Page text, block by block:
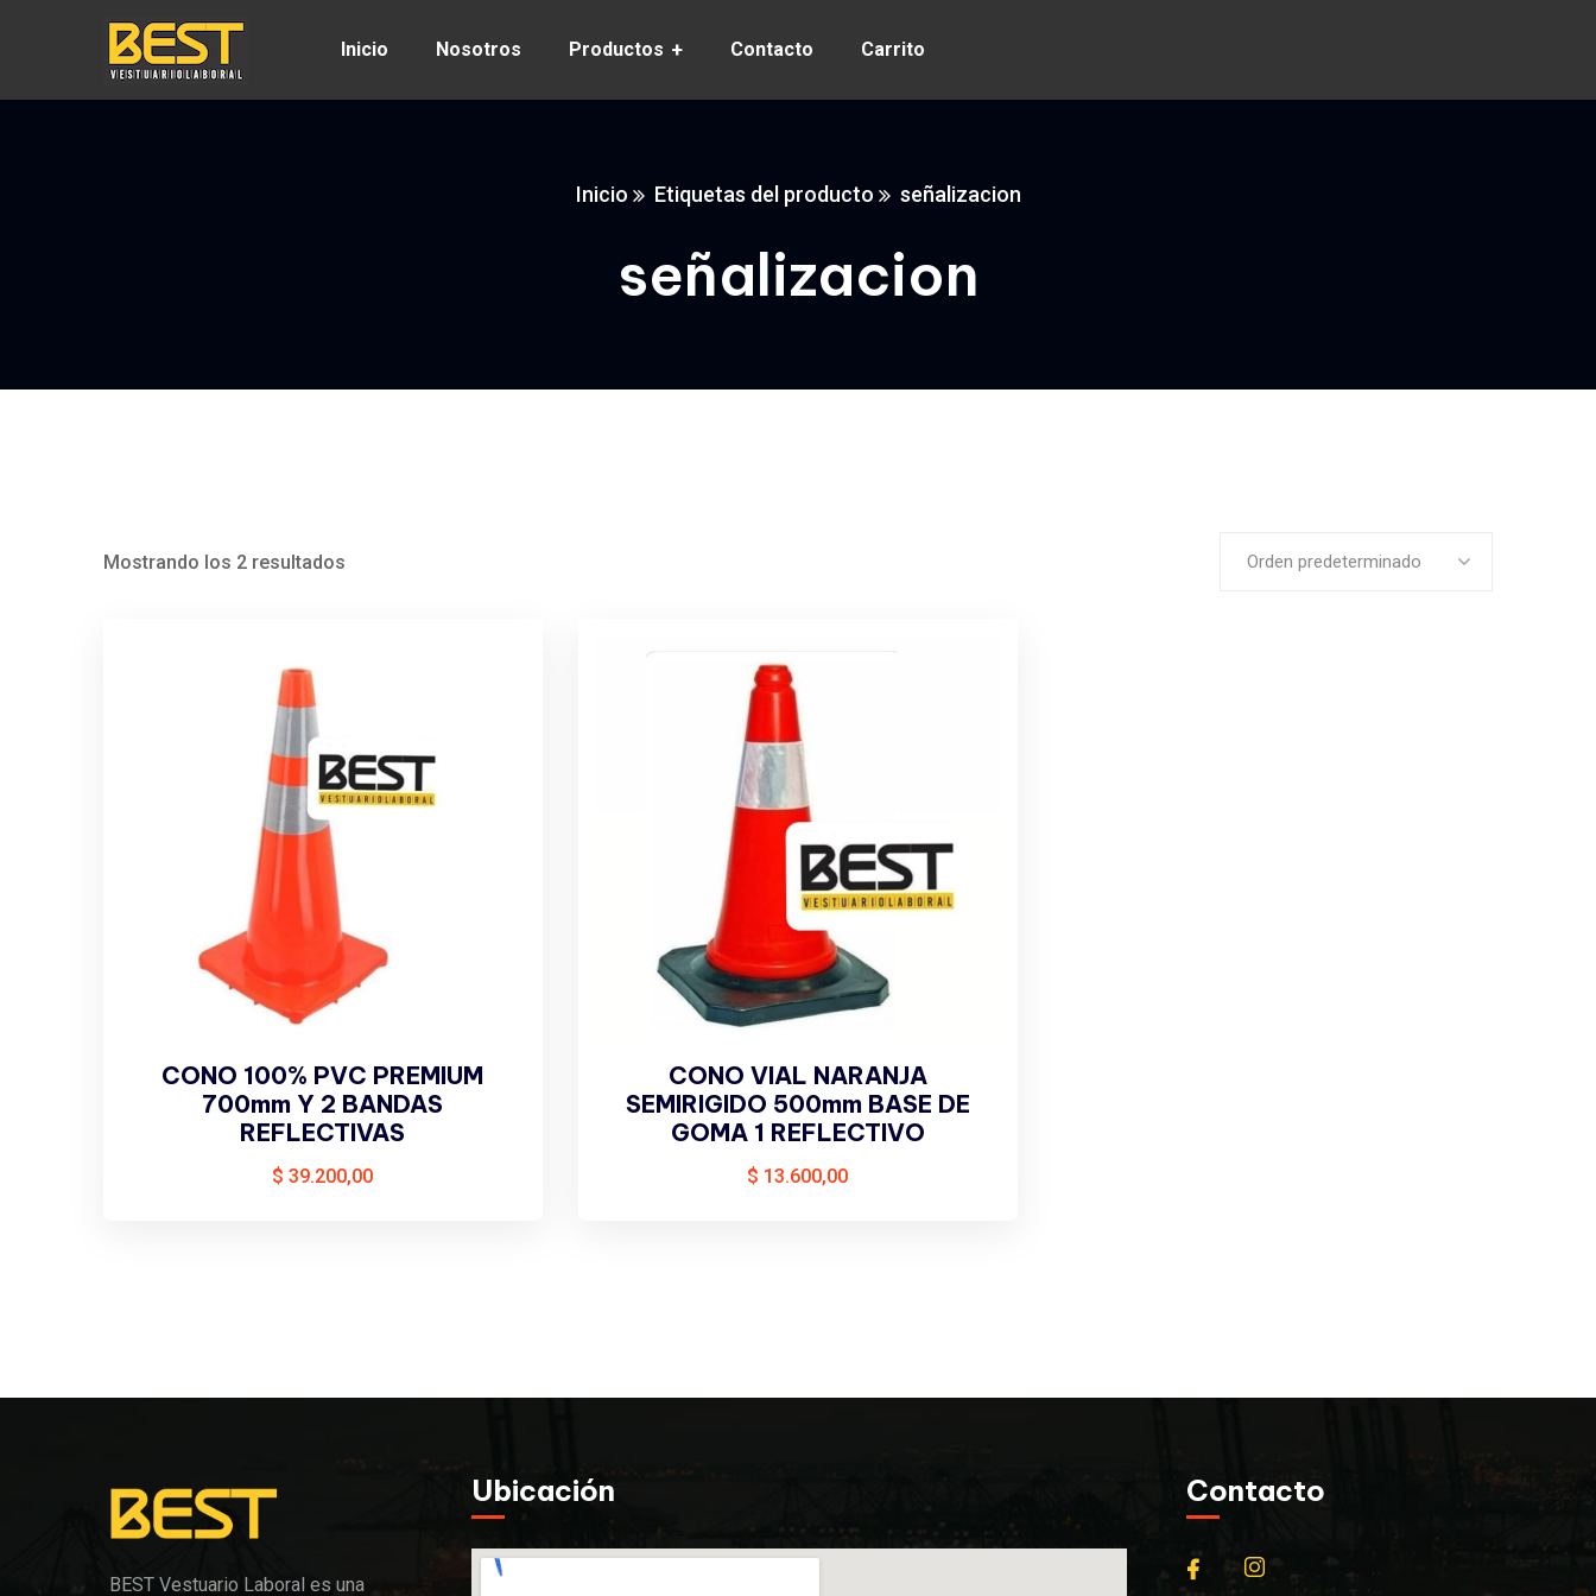
Inicio Nosotros Productos Contacto Carrito
Inicio Etiquetas del producto señalizacion
señalizacion
Mostrando los 2 resultados Orden predeterminado
CONO 100% PVC PREMIUM
700mm Y 2 BANDAS
REFLECTIVAS
$ 39.200,00
CONO VIAL NARANJA
SEMIRIGIDO 500mm BASE DE
GOMA 1 REFLECTIVO
$ 13.600,00
BEST Vestuario Laboral es una
Ubicación Contacto